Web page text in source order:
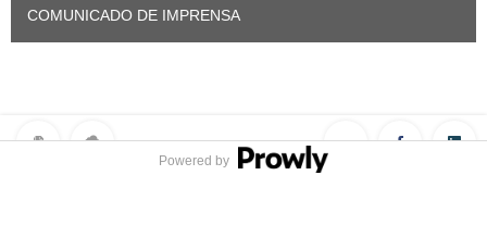
COMUNICADO DE IMPRENSA
Powered by